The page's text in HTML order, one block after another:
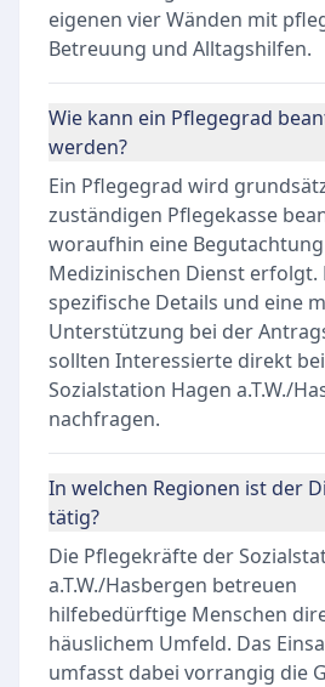
eigenen vier Wänden mit
Betreuung und Alltagshilfen.
Wie kann ein Pflegegrad
werden?
Ein Pflegegrad wird
zuständigen Pflegekasse
woraufhin eine
Medizinischen Dienst erfolgt.
spezifische Details und eine
Unterstützung bei der
sollten Interessierte direkt
Sozialstation Hagen a.T.W./
nachfragen.
In welchen Regionen ist der
tätig?
Die Pflegekräfte der
a.T.W./Hasbergen betreuen
hilfebedürftige Menschen
häuslichem Umfeld. Das
umfasst dabei vorrangig die